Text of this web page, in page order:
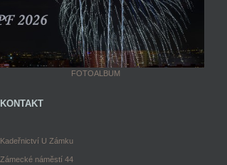
FOTOALBUM
KONTAKT
Kadeřnictví U Zámku
Zámecké náměstí 44